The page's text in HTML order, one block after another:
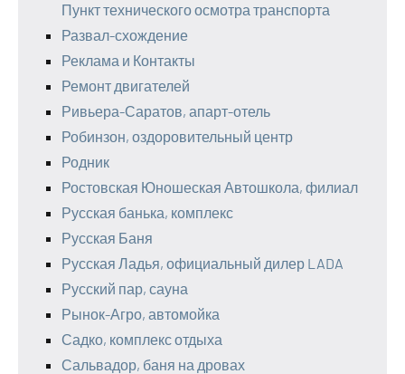
Пункт технического осмотра транспорта
Развал-схождение
Реклама и Контакты
Ремонт двигателей
Ривьера-Саратов, апарт-отель
Робинзон, оздоровительный центр
Родник
Ростовская Юношеская Автошкола, филиал
Русская банька, комплекс
Русская Баня
Русская Ладья, официальный дилер LADA
Русский пар, сауна
Рынок-Агро, автомойка
Садко, комплекс отдыха
Сальвадор, баня на дровах